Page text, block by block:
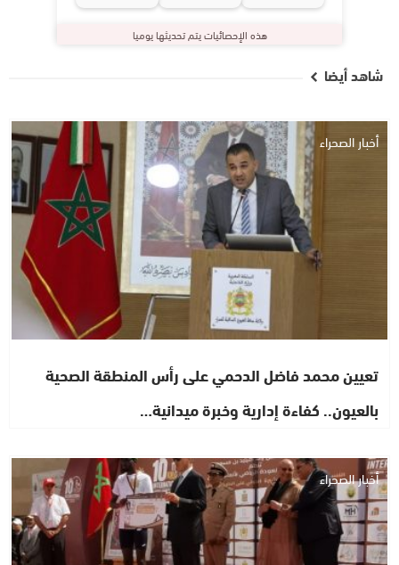
هذه الإحصائيات يتم تحديثها يوميا
شاهد أيضا
أخبار الصحراء
تعيين محمد فاضل الدحمي على رأس المنطقة الصحية
بالعيون.. كفاءة إدارية وخبرة ميدانية…
أخبار الصحراء